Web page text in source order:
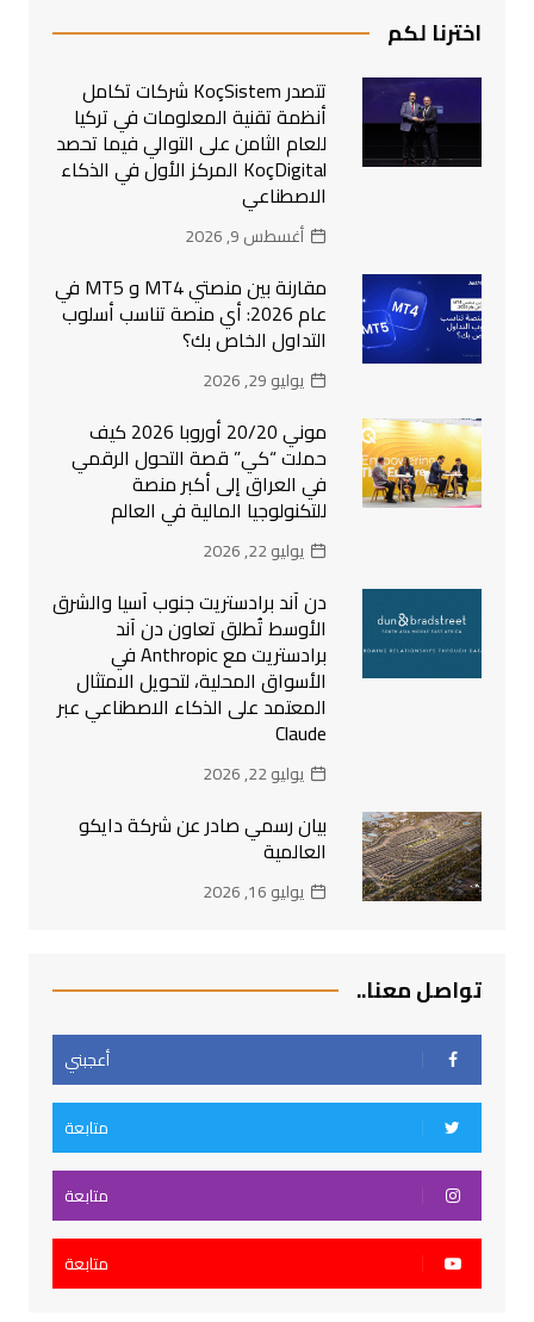
اخترنا لكم
تتصدر KoçSistem شركات تكامل
أنظمة تقنية المعلومات في تركيا
للعام الثامن على التوالي فيما تحصد
KoçDigital المركز الأول في الذكاء
الاصطناعي
أغسطس 9, 2026
مقارنة بين منصتي MT4 و MT5 في
عام 2026: أي منصة تناسب أسلوب
التداول الخاص بك؟
يوليو 29, 2026
موني 20/20 أوروبا 2026 كيف
حملت “كي” قصة التحول الرقمي
في العراق إلى أكبر منصة
للتكنولوجيا المالية في العالم
يوليو 22, 2026
دن آند برادستريت جنوب آسيا والشرق
الأوسط تُطلق تعاون دن آند
برادستريت مع Anthropic في
الأسواق المحلية، لتحويل الامتثال
المعتمد على الذكاء الاصطناعي عبر
Claude
يوليو 22, 2026
بيان رسمي صادر عن شركة دايكو
العالمية
يوليو 16, 2026
تواصل معنا..
أعجبني
متابعة
متابعة
متابعة